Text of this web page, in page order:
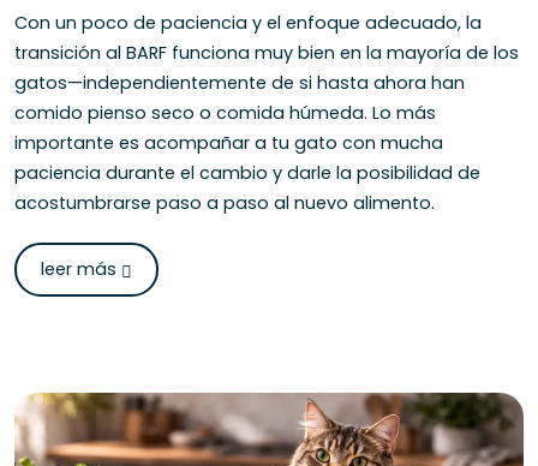
Con un poco de paciencia y el enfoque adecuado, la
transición al BARF funciona muy bien en la mayoría de los
gatos—independientemente de si hasta ahora han
comido pienso seco o comida húmeda. Lo más
importante es acompañar a tu gato con mucha
paciencia durante el cambio y darle la posibilidad de
acostumbrarse paso a paso al nuevo alimento.
leer más